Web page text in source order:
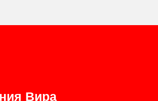
Вира